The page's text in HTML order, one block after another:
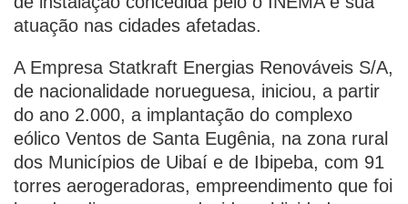
atuação nas cidades afetadas.
A Empresa Statkraft Energias Renováveis S/A,
de nacionalidade norueguesa, iniciou, a partir
do ano 2.000, a implantação do complexo
eólico Ventos de Santa Eugênia, na zona rural
dos Municípios de Uibaí e de Ibipeba, com 91
torres aerogeradoras, empreendimento que foi